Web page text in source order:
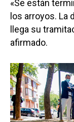
«Se están
los arroyos. La
llega su
afirmado.